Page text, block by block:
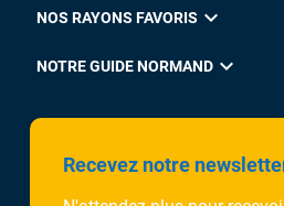
NOS RAYONS FAVORIS expand_more
NOTRE GUIDE NORMAND expand_more
Recevez notre